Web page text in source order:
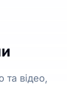
та відео,